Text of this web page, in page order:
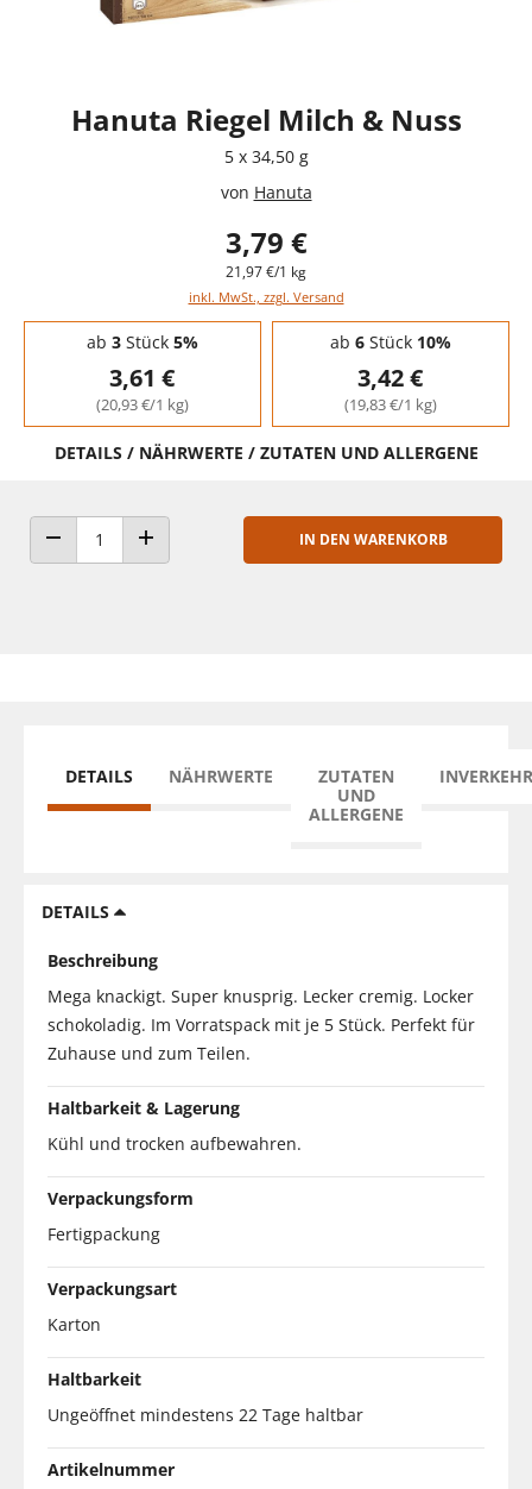
Hanuta Riegel Milch & Nuss
5 x 34,50 g
von Hanuta
3,79 €
21,97 €/1 kg
inkl. MwSt., zzgl. Versand
Staffelpreise - Mengenrabatt
ab 3Stück 5%
3,61 €
(20,93 €/1 kg)
ab 6Stück 10%
3,42 €
(19,83 €/1 kg)
DETAILS / NÄHRWERTE / ZUTATEN UND ALLERGENE
ANZAHL VERRINGERNANZAHL ERHÖHEN
IN DEN WARENKORB
DETAILS NÄHRWERTE
ZUTATEN
UND
ALLERGENE
DETAILS
Beschreibung
Mega knackigt. Super knusprig. Lecker cremig. Locker
schokoladig. Im Vorratspack mit je 5 Stück. Perfekt für
Zuhause und zum Teilen.
Haltbarkeit & Lagerung
Kühl und trocken aufbewahren.
Verpackungsform
Fertigpackung
Verpackungsart
Karton
Haltbarkeit
Ungeöffnet mindestens 22 Tage haltbar
Artikelnummer